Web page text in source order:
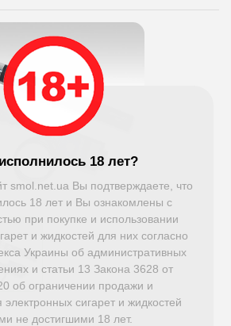
18 лет?
smol.net.ua Вы подтверждаете, что
18 лет и Вы ознакомлены с
при покупке и использовании
и жидкостей для них согласно
Украины об административных
и статьи 13 Закона 3628 от
об ограничении продажи и
электронных сигарет и жидкостей
не достигшими 18 лет.